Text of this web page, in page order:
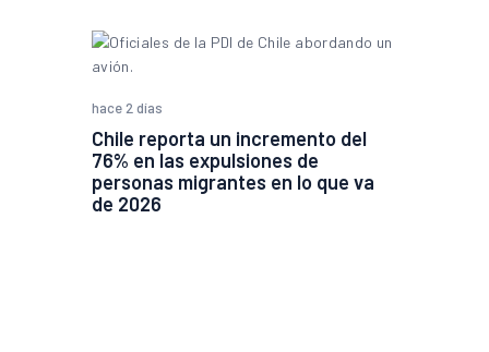
hace 2 días
Chile reporta un incremento del
76% en las expulsiones de
personas migrantes en lo que va
de 2026